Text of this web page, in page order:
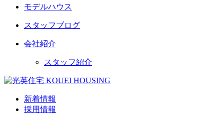
モデルハウス
スタッフブログ
会社紹介
スタッフ紹介
新着情報
採用情報